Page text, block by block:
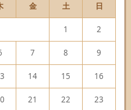
金 土 日
1 2
7 8 9
14 15 16
21 22 23